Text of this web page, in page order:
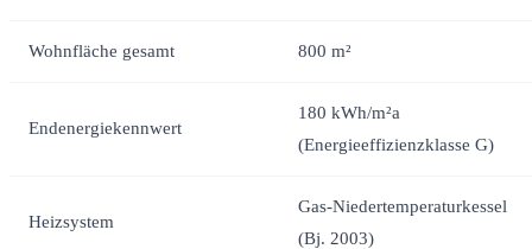
Wohnfläche gesamt 800 m²
Endenergiekennwert
180 kWh/m²a
(Energieeffizienzklasse G)
Heizsystem
Gas-Niedertemperaturkessel
(Bj. 2003)